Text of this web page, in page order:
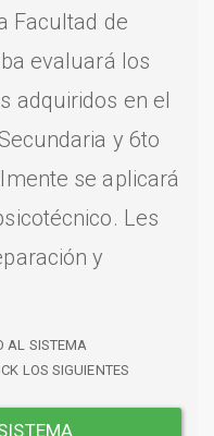
Facultad de
evaluará los
adquiridos en el
y 6to
se aplicará
Les
y
AL SISTEMA
LOS SIGUIENTES